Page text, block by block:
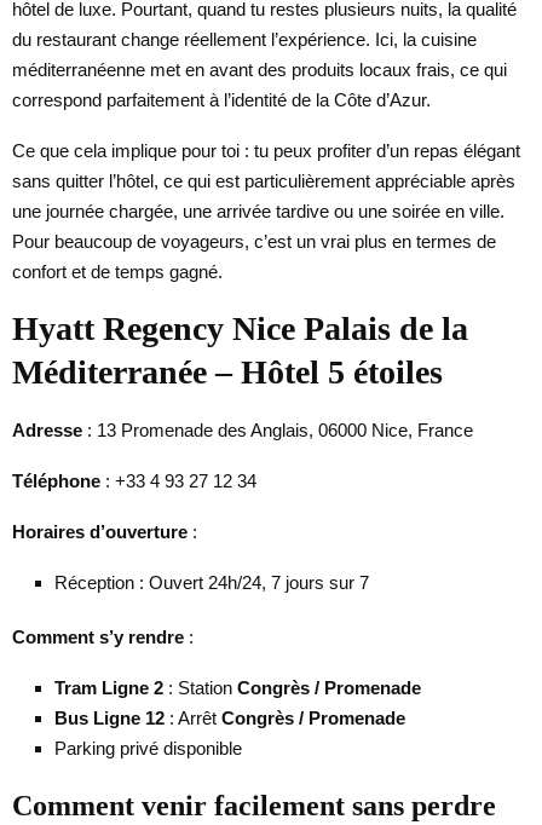
hôtel de luxe. Pourtant, quand tu restes plusieurs nuits, la qualité
du restaurant change réellement l’expérience. Ici, la cuisine
méditerranéenne met en avant des produits locaux frais, ce qui
correspond parfaitement à l’identité de la Côte d’Azur.
Ce que cela implique pour toi : tu peux profiter d’un repas élégant
sans quitter l’hôtel, ce qui est particulièrement appréciable après
une journée chargée, une arrivée tardive ou une soirée en ville.
Pour beaucoup de voyageurs, c’est un vrai plus en termes de
confort et de temps gagné.
Hyatt Regency Nice Palais de la
Méditerranée – Hôtel 5 étoiles
Adresse : 13 Promenade des Anglais, 06000 Nice, France
Téléphone : +33 4 93 27 12 34
Horaires d’ouverture :
Réception : Ouvert 24h/24, 7 jours sur 7
Comment s’y rendre :
Tram Ligne 2 : Station Congrès / Promenade
Bus Ligne 12 : Arrêt Congrès / Promenade
Parking privé disponible
Comment venir facilement sans perdre